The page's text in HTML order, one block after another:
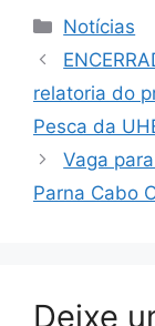
Notícias
relatoria do
Pesca da
Vaga
Parna Cabo
Deixe